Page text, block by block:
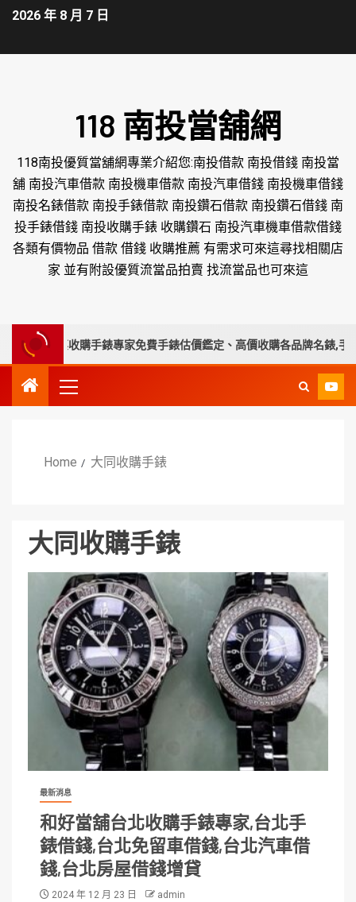
2026 年 8 月 7 日
118 南投當舖網
118南投優質當舖網專業介紹您:南投借款 南投借錢 南投當
舖 南投汽車借款 南投機車借款 南投汽車借錢 南投機車借錢
南投名錶借款 南投手錶借款 南投鑽石借款 南投鑽石借錢 南
投手錶借錢 南投收購手錶 收購鑽石 南投汽車機車借款借錢
各類有價物品 借款 借錢 收購推薦 有需求可來這尋找相關店
家 並有附設優質流當品拍賣 找流當品也可來這
苗栗收購手錶專家免費手錶估價鑑定、高價收購各品牌名錶,手錶要賣
Home 大同收購手錶
大同收購手錶
最新消息
和好當舖台北收購手錶專家,台北手
錶借錢,台北免留車借錢,台北汽車借
錢,台北房屋借錢增貸
2024 年 12 月 23 日 admin